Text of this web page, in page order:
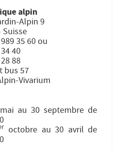
alpin
Alpin 9
Suisse
35 60 ou
40
88
bus 57
Vivarium
au 30 septembre de
octobre au 30 avril de